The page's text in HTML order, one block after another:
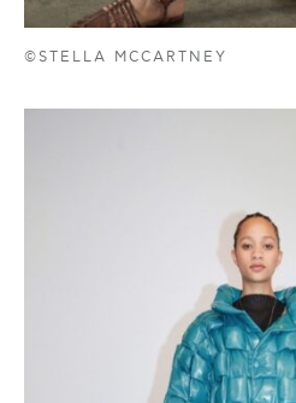
©STELLA MCCARTNEY